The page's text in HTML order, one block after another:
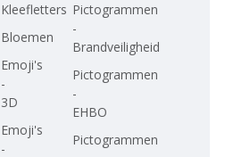
Kleefletters
Bloemen
Emoji's
-
3D
Emoji's
-
Pictogrammen
-
Brandveiligheid
Pictogrammen
-
EHBO
Pictogrammen